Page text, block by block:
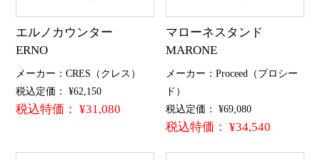
エルノカウンター
ERNO
メーカー：CRES（クレス）
税込定価： ¥62,150
税込特価： ¥31,080
マローネスタンド
MARONE
メーカー：Proceed（プロシー
ド）
税込定価： ¥69,080
税込特価： ¥34,540